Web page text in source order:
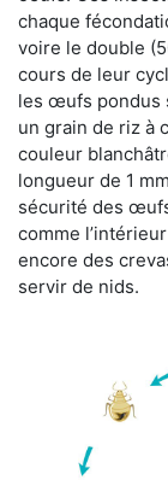
chaque
voire le double
cours de leur
les œufs pondus
un grain de riz à
couleur
longueur de 1
sécurité des
comme
encore des
servir de nids.